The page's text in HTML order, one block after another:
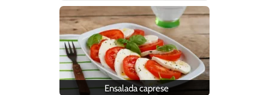
Ensalada caprese